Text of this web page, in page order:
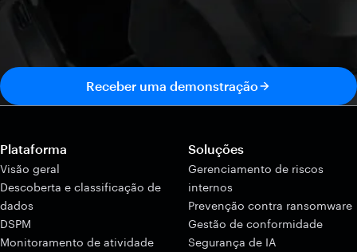
Receber uma demonstração
Plataforma
Visão geral
Descoberta e classificação de
dados
DSPM
Monitoramento de atividade
Soluções
Gerenciamento de riscos
internos
Prevenção contra ransomware
Gestão de conformidade
Segurança de IA